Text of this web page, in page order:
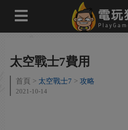
太空戰士7費用
首頁 太空戰士7 攻略
2021-10-14